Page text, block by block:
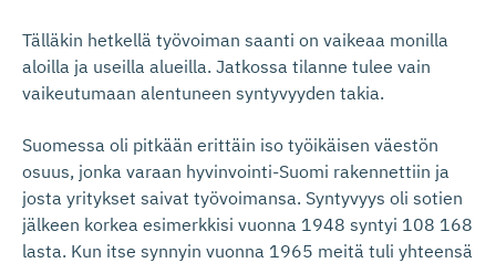
Tälläkin hetkellä työvoiman saanti on vaikeaa monilla
aloilla ja useilla alueilla. Jatkossa tilanne tulee vain
vaikeutumaan alentuneen syntyvyyden takia.
Suomessa oli pitkään erittäin iso työikäisen väestön
osuus, jonka varaan hyvinvointi-Suomi rakennettiin ja
josta yritykset saivat työvoimansa. Syntyvyys oli sotien
jälkeen korkea esimerkkisi vuonna 1948 syntyi 108 168
lasta. Kun itse synnyin vuonna 1965 meitä tuli yhteensä